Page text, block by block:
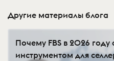
Другие материалы блога
Почему FBS в 2026 году
инструментом для